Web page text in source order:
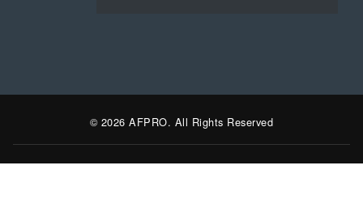
© 2026 AFPRO. All Rights Reserved